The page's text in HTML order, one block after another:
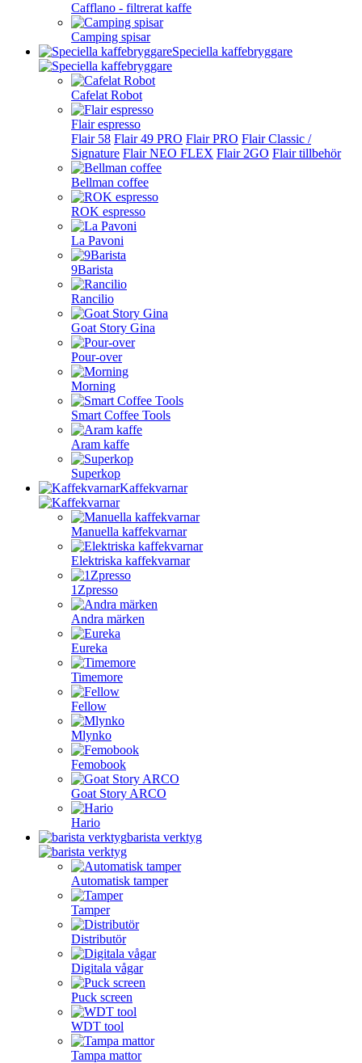
Cafflano - filtrerat kaffe
Camping spisar
Speciella kaffebryggare
Cafelat Robot
Flair espresso
Flair 58 Flair 49 PRO Flair PRO Flair Classic /
Signature Flair NEO FLEX Flair 2GO Flair tillbehör
Bellman coffee
ROK espresso
La Pavoni
9Barista
Rancilio
Goat Story Gina
Pour-over
Morning
Smart Coffee Tools
Aram kaffe
Superkop
Kaffekvarnar
Manuella kaffekvarnar
Elektriska kaffekvarnar
1Zpresso
Andra märken
Eureka
Timemore
Fellow
Mlynko
Femobook
Goat Story ARCO
Hario
barista verktyg
Automatisk tamper
Tamper
Distributör
Digitala vågar
Puck screen
WDT tool
Tampa mattor